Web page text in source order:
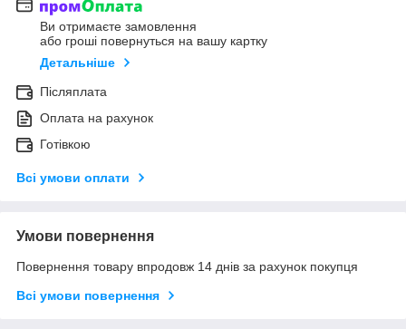
Ви отримаєте замовлення
або гроші повернуться на вашу картку
Детальніше
Післяплата
Оплата на рахунок
Готівкою
Всі умови оплати
Умови повернення
Повернення товару впродовж 14 днів за рахунок покупця
Всі умови повернення